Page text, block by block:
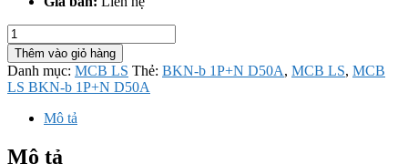
MCB
LS
BKN-
b
1P+N
D50A
lượng
Thêm vào giỏ hàng
Danh mục: MCB LS Thẻ: BKN-b 1P+N D50A, MCB LS, MCB
LS BKN-b 1P+N D50A
Mô tả
Mô tả